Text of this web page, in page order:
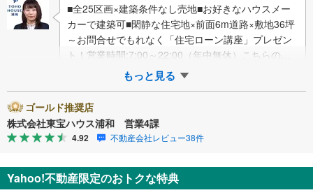
■全25区画×建築条件なし売地■お好きなハウスメー
カーで建築可■閑静な住宅地×前面6m道路×敷地36坪
～お問合せでもれなく「住宅ローン講座」プレゼン
ト！営業時間:7:00～22:00（年中無休）こちらの時
間帯はお電話でのお問い合わ…
もっと見る
ゴールド推奨店
株式会社東宝ハウス浦和 営業4課
4.92 不動産会社レビュー38件
Yahoo!不動産限定のおトクな特典